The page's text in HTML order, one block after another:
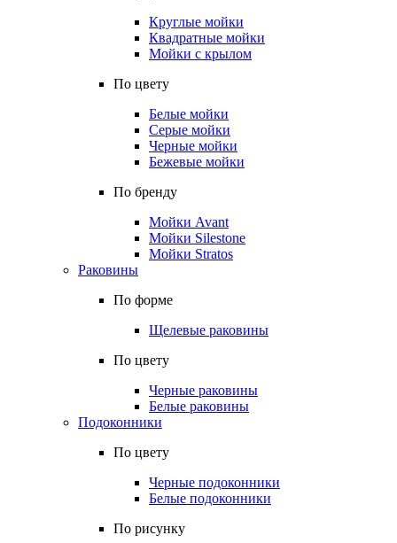
Круглые мойки
Квадратные мойки
Мойки с крылом
По цвету
Белые мойки
Серые мойки
Черные мойки
Бежевые мойки
По бренду
Мойки Avant
Мойки Silestone
Мойки Stratos
Раковины
По форме
Щелевые раковины
По цвету
Черные раковины
Белые раковины
Подоконники
По цвету
Черные подоконники
Белые подоконники
По рисунку